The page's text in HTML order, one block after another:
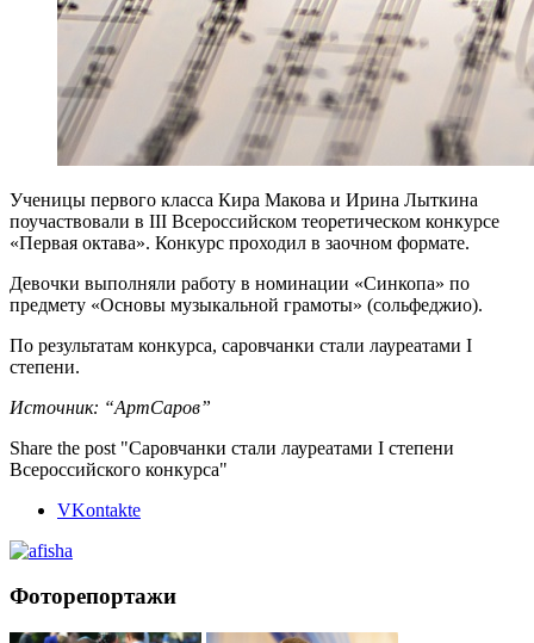
Ученицы первого класса Кира Макова и Ирина Лыткина
поучаствовали в III Всероссийском теоретическом конкурсе
«Первая октава». Конкурс проходил в заочном формате.
Девочки выполняли работу в номинации «Синкопа» по
предмету «Основы музыкальной грамоты» (сольфеджио).
По результатам конкурса, саровчанки стали лауреатами I
степени.
Источник: “АртСаров”
Share the post "Саровчанки стали лауреатами I степени
Всероссийского конкурса"
VKontakte
Фоторепортажи